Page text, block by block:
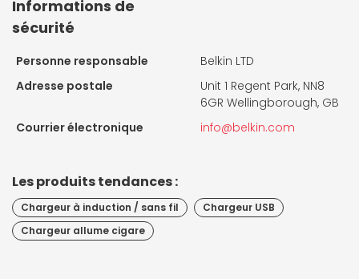
Informations de
sécurité
Personne responsable
Belkin LTD
Adresse postale
Unit 1 Regent Park, NN8
6GR Wellingborough, GB
Courrier électronique
info@belkin.com
Les produits tendances :
Chargeur à induction / sans fil
Chargeur USB
Chargeur allume cigare